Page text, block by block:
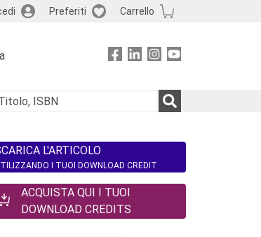
Preferiti Carrello
L'ARTICOLO
I TUOI DOWNLOAD CREDIT
ACQUISTA QUI I TUOI
DOWNLOAD CREDITS